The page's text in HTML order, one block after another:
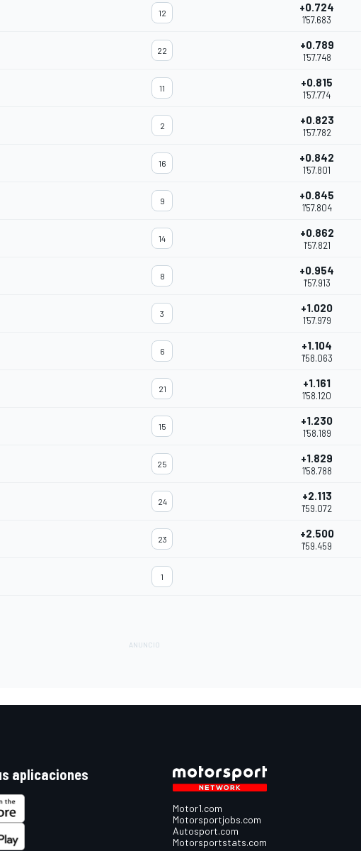
12 +0.724
1'57.683
22 +0.789
1'57.748
11 +0.815
1'57.774
2 +0.823
1'57.782
16 +0.842
1'57.801
9 +0.845
1'57.804
14 +0.862
1'57.821
8 +0.954
1'57.913
3 +1.020
1'57.979
6 +1.104
1'58.063
21 +1.161
1'58.120
15 +1.230
1'58.189
25 +1.829
1'58.788
24 +2.113
1'59.072
23 +2.500
1'59.459
1
aplicaciones
Motor1.com
Motorsportjobs.com
Autosport.com
Motorsportstats.com